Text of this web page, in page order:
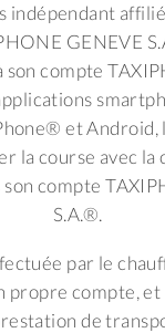
indépendant
GENEVE
son compte
et
la course avec
compte
S.A.®.
par le
propre compte, et
de